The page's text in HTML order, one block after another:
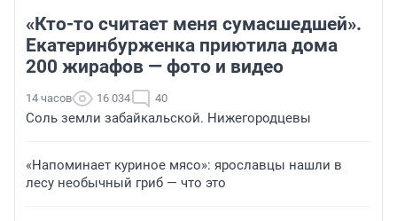
«Кто-то считает меня сумасшедшей».
Екатеринбурженка приютила дома
200 жирафов — фото и видео
14 часов 16 034 40
Соль земли забайкальской. Нижегородцевы
«Напоминает куриное мясо»: ярославцы нашли в
лесу необычный гриб — что это